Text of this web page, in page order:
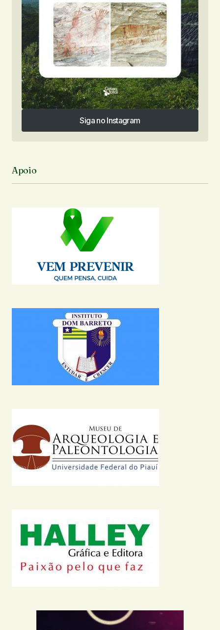
Siga no Instagram
Siga no Instagram
Apoio